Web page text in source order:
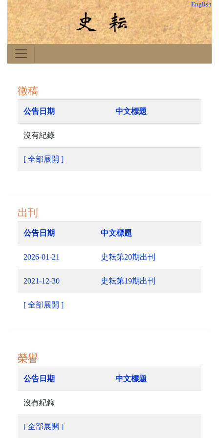
English
徵稿
公告日期 中文標題
沒有紀錄
[ 全部展開 ]
出刊
公告日期 中文標題
2026-01-21 史耘第20期出刊
2021-12-30 史耘第19期出刊
[ 全部展開 ]
榮譽
公告日期 中文標題
沒有紀錄
[ 全部展開 ]